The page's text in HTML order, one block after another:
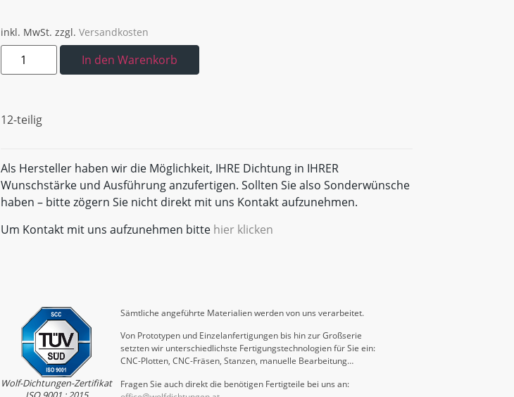
inkl. MwSt. zzgl. Versandkosten
In den Warenkorb
12-teilig
Als Hersteller haben wir die Möglichkeit, IHRE Dichtung in IHRER
Wunschstärke und Ausführung anzufertigen. Sollten Sie also Sonderwünsche
haben – bitte zögern Sie nicht direkt mit uns Kontakt aufzunehmen.
Um Kontakt mit uns aufzunehmen bitte hier klicken
Wolf-Dichtungen-Zertifikat
Sämtliche angeführte Materialien werden von uns verarbeitet.
Von Prototypen und Einzelanfertigungen bis hin zur Großserie
setzten wir unterschiedlichste Fertigungstechnologien für Sie ein:
CNC-Plotten, CNC-Fräsen, Stanzen, manuelle Bearbeitung…
Fragen Sie auch direkt die benötigen Fertigteile bei uns an: